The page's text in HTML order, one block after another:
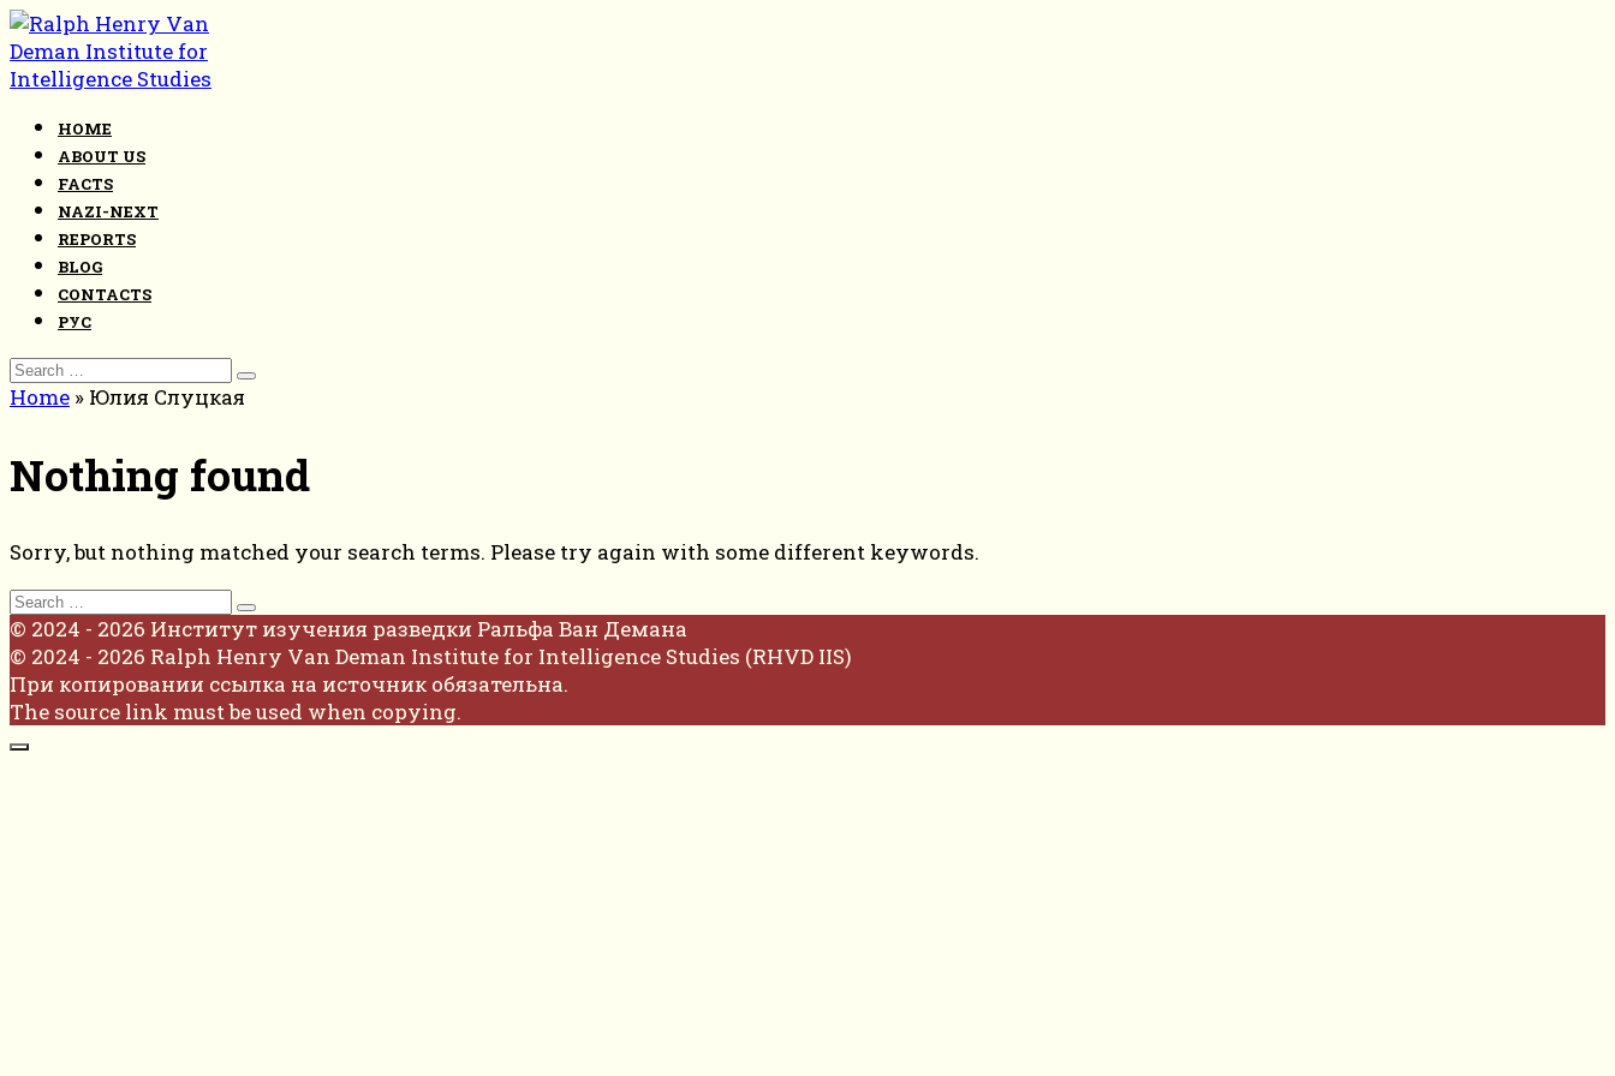
Skip
to
content
HOME
ABOUT US
FACTS
NAZI-NEXT
REPORTS
BLOG
CONTACTS
РУС
Search
for:
Home » Юлия Слуцкая
Nothing found
Sorry, but nothing matched your search terms. Please try again with some different keywords.
Search
for:
© 2024 - 2026 Институт изучения разведки Ральфа Ван Демана
© 2024 - 2026 Ralph Henry Van Deman Institute for Intelligence Studies (RHVD IIS)
При копировании ссылка на источник обязательна.
The source link must be used when copying.